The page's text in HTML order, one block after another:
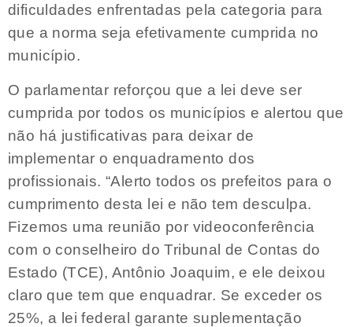
dificuldades enfrentadas pela categoria para
que a norma seja efetivamente cumprida no
município.
O parlamentar reforçou que a lei deve ser
cumprida por todos os municípios e alertou que
não há justificativas para deixar de
implementar o enquadramento dos
profissionais. “Alerto todos os prefeitos para o
cumprimento desta lei e não tem desculpa.
Fizemos uma reunião por videoconferência
com o conselheiro do Tribunal de Contas do
Estado (TCE), Antônio Joaquim, e ele deixou
claro que tem que enquadrar. Se exceder os
25%, a lei federal garante suplementação